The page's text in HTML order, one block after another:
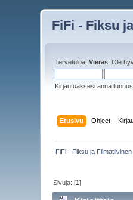
FiFi - Fiksu
Tervetuloa,Vieras . Ole
Kirjautuaksesi anna
Etusivu Ohjeet
FiFi - Fiksu ja
Sivuja: [1]